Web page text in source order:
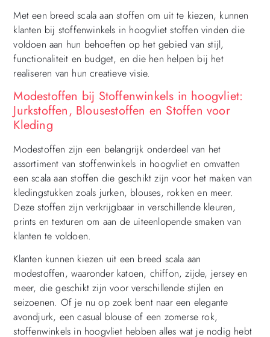
Met een breed scala aan stoffen om uit te kiezen, kunnen
klanten bij stoffenwinkels in hoogvliet stoffen vinden die
voldoen aan hun behoeften op het gebied van stijl,
functionaliteit en budget, en die hen helpen bij het
realiseren van hun creatieve visie.
Modestoffen bij Stoffenwinkels in hoogvliet:
Jurkstoffen, Blousestoffen en Stoffen voor
Kleding
Modestoffen zijn een belangrijk onderdeel van het
assortiment van stoffenwinkels in hoogvliet en omvatten
een scala aan stoffen die geschikt zijn voor het maken van
kledingstukken zoals jurken, blouses, rokken en meer.
Deze stoffen zijn verkrijgbaar in verschillende kleuren,
prints en texturen om aan de uiteenlopende smaken van
klanten te voldoen.
Klanten kunnen kiezen uit een breed scala aan
modestoffen, waaronder katoen, chiffon, zijde, jersey en
meer, die geschikt zijn voor verschillende stijlen en
seizoenen. Of je nu op zoek bent naar een elegante
avondjurk, een casual blouse of een zomerse rok,
stoffenwinkels in hoogvliet hebben alles wat je nodig hebt